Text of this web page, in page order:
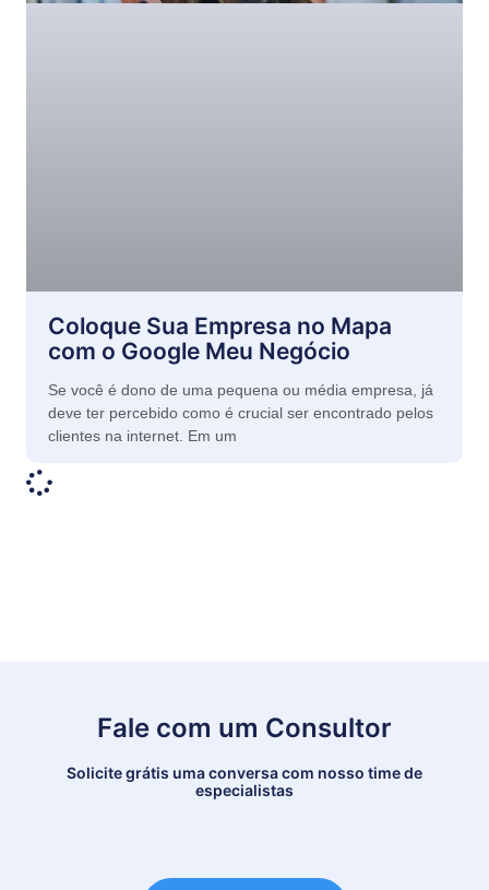
Coloque Sua Empresa no Mapa
com o Google Meu Negócio
Se você é dono de uma pequena ou média empresa, já
deve ter percebido como é crucial ser encontrado pelos
clientes na internet. Em um
Fale com um Consultor
Solicite grátis uma conversa com nosso time de
especialistas